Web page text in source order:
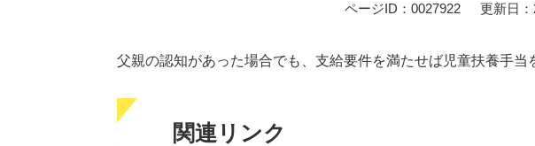
ページID：0027922 更新日
父親の認知があった場合でも、支給要件を満たせば児童扶養手当
関連リンク